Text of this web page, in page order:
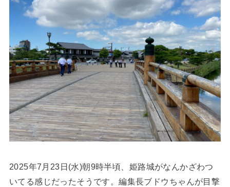
2025年7月23日(水)朝9時半頃、姫路城がなんかざわつ
いてる感じだったそうです。編集長ブドウちゃんが目撃